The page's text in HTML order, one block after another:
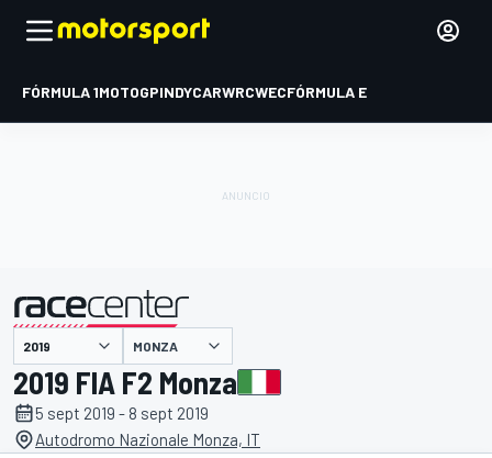
FÓRMULA 1MOTOGPINDYCARWRCWECFÓRMULA E
presentado por MONZA
2019 FIA F2 Monza
5 sept 2019 - 8 sept 2019
Autodromo Nazionale Monza, IT